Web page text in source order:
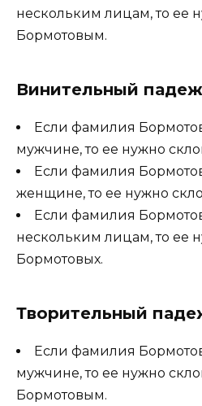
нескольким лицам, то ее
Бормотовым.
Винительный
Если фамилия
мужчине, то ее нужно
Если фамилия
женщине, то ее нужно
Если фамилия
нескольким лицам, то ее
Бормотовых.
Творительный
Если фамилия
мужчине, то ее нужно
Бормотовым.